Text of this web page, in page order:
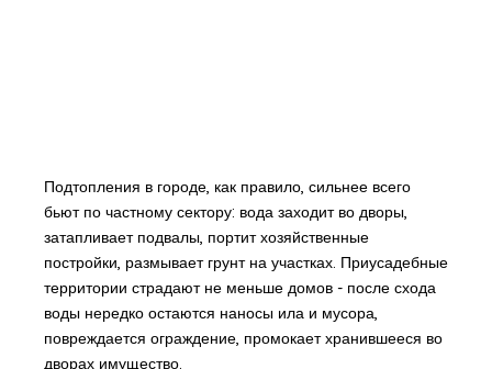
Подтопления в городе, как правило, сильнее всего
бьют по частному сектору: вода заходит во дворы,
затапливает подвалы, портит хозяйственные
постройки, размывает грунт на участках. Приусадебные
территории страдают не меньше домов - после схода
воды нередко остаются наносы ила и мусора,
повреждается ограждение, промокает хранившееся во
дворах имущество.